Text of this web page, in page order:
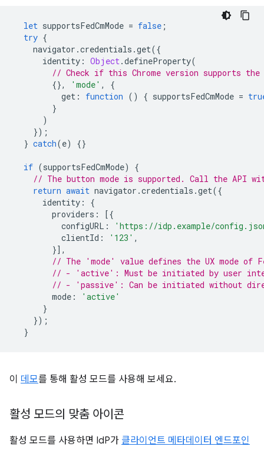
let supportsFedCmMode = false ;
try {
navigator .credentials .get({
identity : Object .defineProperty(
// Check if this Chrome version supports the
{},
'mode' ,
{
get : function () { supportsFedCmMode =
}
)
});
} catch(e) {}
if (supportsFedCmMode)
{
// The button mode is supported. Call the API
return await navigator .credentials .get({
identity :
{
providers :
[{
configURL :
'https://idp.example/
clientId : '123' ,
}],
// The 'mode' value defines the UX mode of
// - 'active': Must be initiated by user
// - 'passive': Can be initiated without
mode :
'active'
}
});
}
이 데모를 통해 활성 모드를 사용해 보세요.
활성 모드의 맞춤 아이콘
활성 모드를 사용하면 IdP가 클라이언트 메타데이터 엔드포인